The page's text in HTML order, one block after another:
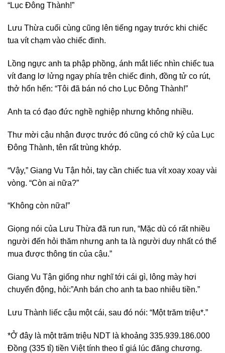
“Lục Đông Thành!”
Lưu Thừa cuối cùng cũng lên tiếng ngay trước khi chiếc
tua vít chạm vào chiếc đinh.
Lồng ngực anh ta phập phồng, ánh mắt liếc nhìn chiếc tua
vít đang lơ lửng ngay phía trên chiếc đinh, đồng tử co rút,
thở hổn hển: “Tôi đã bán nó cho Lục Đông Thành!”
Anh ta có đạo đức nghề nghiệp nhưng không nhiều.
Thư mời cậu nhận được trước đó cũng có chữ ký của Lục
Đông Thành, tên rất trùng khớp.
“Vậy,” Giang Vu Tận hỏi, tay cần chiếc tua vít xoay xoay vài
vòng. “Còn ai nữa?”
“Không còn nữa!”
Giọng nói của Lưu Thừa đã run run, “Mặc dù có rất nhiều
người đến hỏi thăm nhưng anh ta là người duy nhất có thể
mua được thông tin của cậu.”
Giang Vu Tận giống như nghĩ tới cái gì, lông mày hơi
chuyển động, hỏi:”Anh bán cho anh ta bao nhiêu tiền.”
Lưu Thành liếc cậu một cái, sau đó nói: “Một trăm triệu*.”
*Ở đây là một trăm triệu NDT là khoảng 335.939.186.000
Đồng (335 tỉ) tiền Việt tính theo tỉ giá lúc đăng chương.